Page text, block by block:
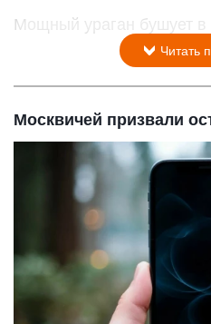
Мощный ураган бушует в
Читать
Москвичей призвали